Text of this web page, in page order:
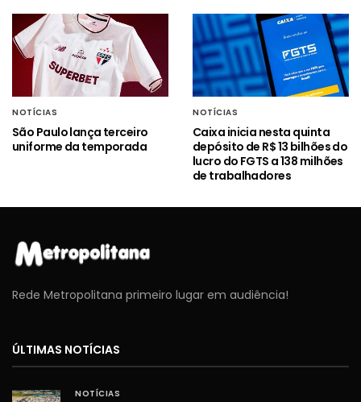
NOTÍCIAS
São Paulo lança terceiro
uniforme da temporada
NOTÍCIAS
Caixa inicia nesta quinta
depósito de R$ 13 bilhões do
lucro do FGTS a 138 milhões
de trabalhadores
Rede Metropolitana primeiro lugar em audiência!
ÚLTIMAS NOTÍCIAS
NOTÍCIAS